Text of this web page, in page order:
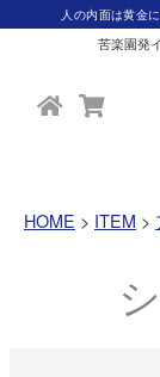
人の内面は黄金
苦楽園発
HOME ITEM